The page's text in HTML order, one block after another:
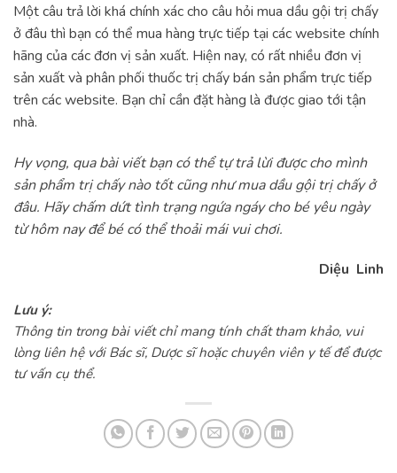
Một câu trả lời khá chính xác cho câu hỏi mua dầu gội trị chấy
ở đâu thì bạn có thể mua hàng trực tiếp tại các website chính
hãng của các đơn vị sản xuất. Hiện nay, có rất nhiều đơn vị
sản xuất và phân phối thuốc trị chấy bán sản phẩm trực tiếp
trên các website. Bạn chỉ cần đặt hàng là được giao tới tận
nhà.
Hy vọng, qua bài viết bạn có thể tự trả lừi được cho mình
sản phẩm trị chấy nào tốt cũng như mua dầu gội trị chấy ở
đâu. Hãy chấm dứt tình trạng ngứa ngáy cho bé yêu ngày
từ hôm nay để bé có thể thoải mái vui chơi.
Diệu Linh
Lưu ý:
Thông tin trong bài viết chỉ mang tính chất tham khảo, vui
lòng liên hệ với Bác sĩ, Dược sĩ hoặc chuyên viên y tế để được
tư vấn cụ thể.